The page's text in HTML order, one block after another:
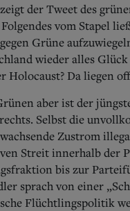
der Tweet des
vom Stapel
Grüne
wieder alles
Holocaust? Da liegen
aber ist der
Selbst die
Zustrom
Streit innerhalb der
bis zur
sprach von einer
Flüchtlingspolitik